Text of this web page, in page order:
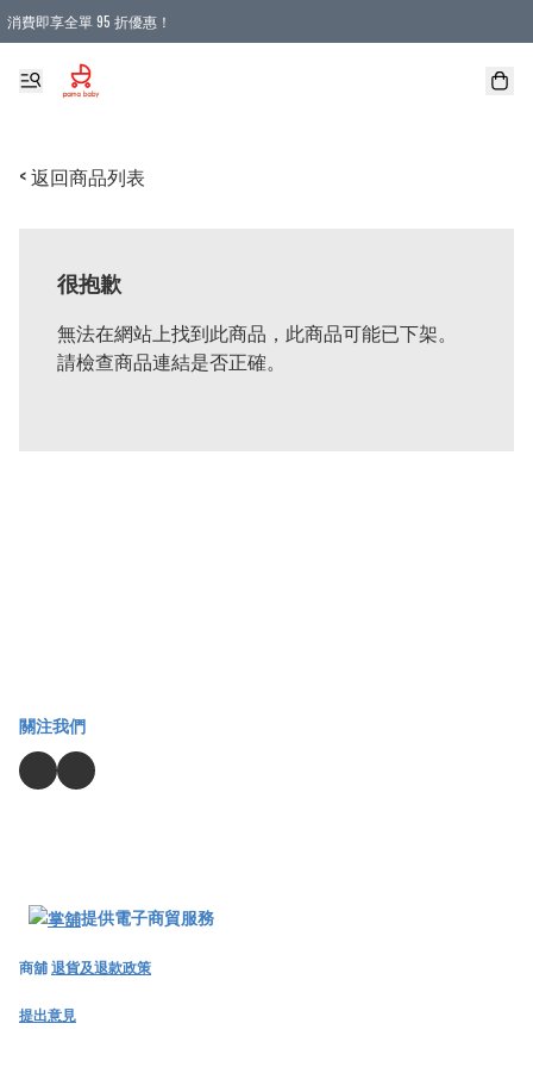
消費即享全單 95 折優惠！
購物滿 HKD 900.00即享免運費優惠！（適用於 本地送貨、本地取貨 )
< 返回商品列表
很抱歉
無法在網站上找到此商品，此商品可能已下架。
請檢查商品連結是否正確。
關注我們
提供電子商貿服務
商舖退貨及退款政策
提出意見